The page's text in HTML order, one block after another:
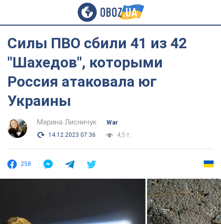
Силы ПВО сбили 41 из 42
"Шахедов", которыми
Россия атаковала юг
Украины
Марина Лисничук
War
14.12.2023 07:36
4,5 т.
258